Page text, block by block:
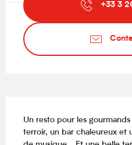
+33 3
Un resto pour les
terroir, un bar chaleureux et